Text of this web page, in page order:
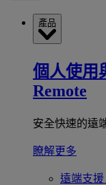
產品
個人使用
Remote
安全快速的遠
瞭解更多
遠端支援